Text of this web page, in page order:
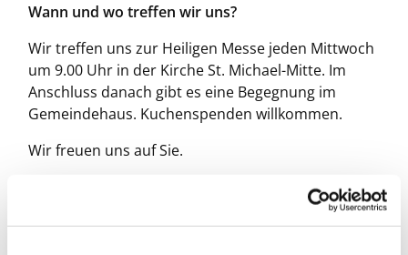
Wann und wo treffen wir uns?
Wir treffen uns zur Heiligen Messe jeden Mittwoch
um 9.00 Uhr in der Kirche St. Michael-Mitte. Im
Anschluss danach gibt es eine Begegnung im
Gemeindehaus. Kuchenspenden willkommen.
Wir freuen uns auf Sie.